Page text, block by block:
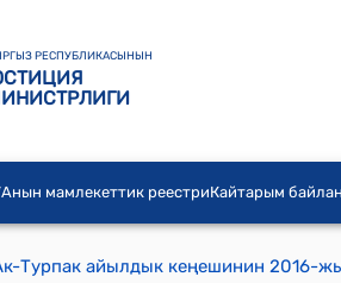
РЕСПУБЛИКАСЫНЫН
мамлекеттик реестриКайтарым